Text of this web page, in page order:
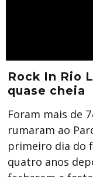
Rock In Rio
quase cheia
Foram mais de
rumaram ao
primeiro dia do
quatro anos